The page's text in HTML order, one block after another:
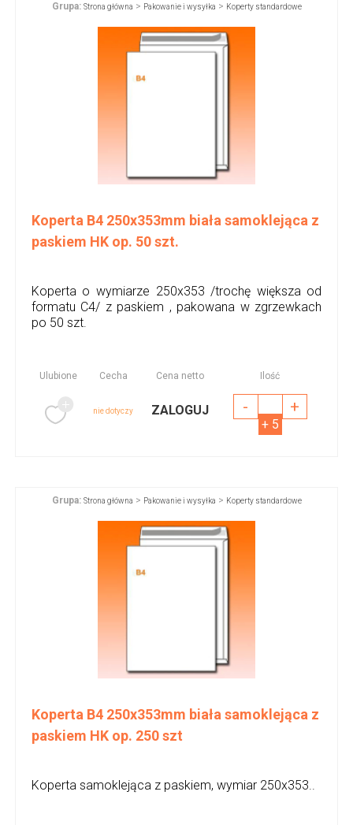
Grupa: Strona główna > Pakowanie i wysyłka > Koperty standardowe
Koperta B4 250x353mm biała samoklejąca z
paskiem HK op. 50 szt.
Koperta o wymiarze 250x353 /trochę większa od
formatu C4/ z paskiem , pakowana w zgrzewkach
po 50 szt.
Ulubione Cecha Cena netto Ilość
nie dotyczy ZALOGUJ - +
+ 5
Grupa: Strona główna > Pakowanie i wysyłka > Koperty standardowe
Koperta B4 250x353mm biała samoklejąca z
paskiem HK op. 250 szt
Koperta samoklejąca z paskiem, wymiar 250x353..